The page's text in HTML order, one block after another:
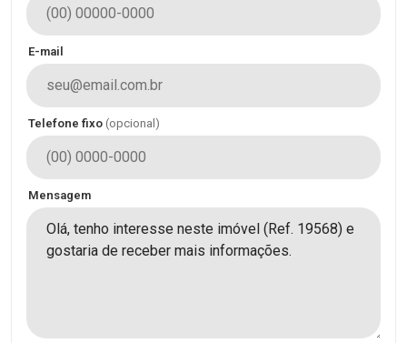
E-mail
Telefone fixo (opcional)
Mensagem